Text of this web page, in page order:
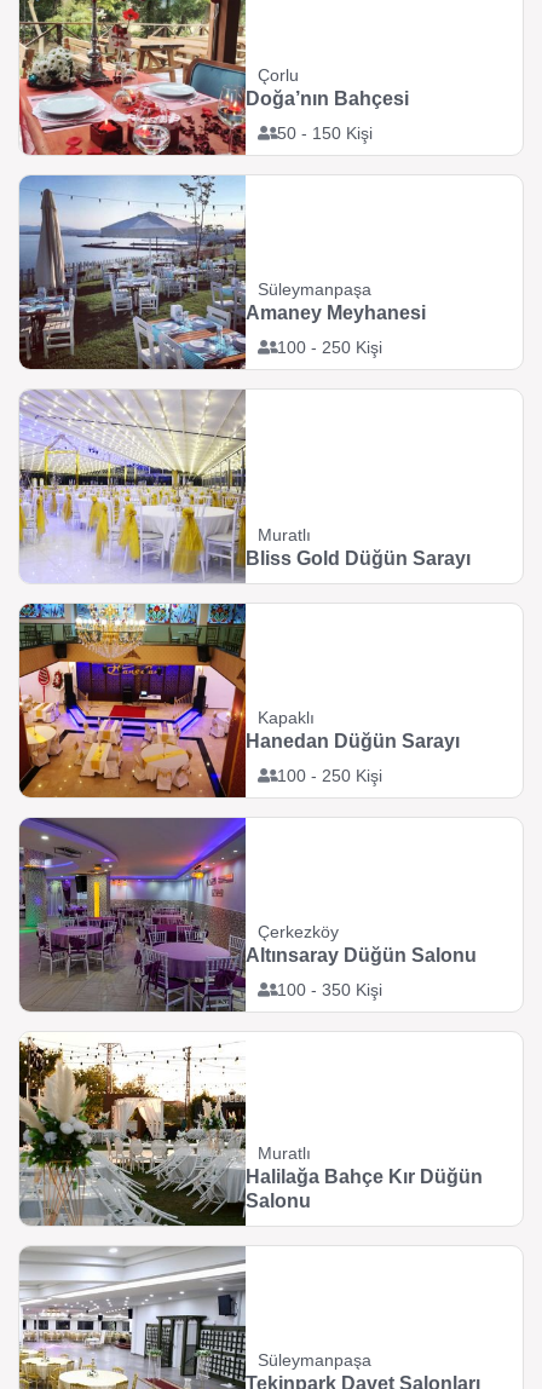
Çorlu
50 - 150 Kişi
Doğa’nın Bahçesi
Süleymanpaşa
100 - 250 Kişi
Amaney Meyhanesi
Muratlı
Bliss Gold Düğün Sarayı
Kapaklı
100 - 250 Kişi
Hanedan Düğün Sarayı
Çerkezköy
100 - 350 Kişi
Altınsaray Düğün Salonu
Muratlı
Halilağa Bahçe Kır Düğün
Salonu
Süleymanpaşa
Tekinpark Davet Salonları